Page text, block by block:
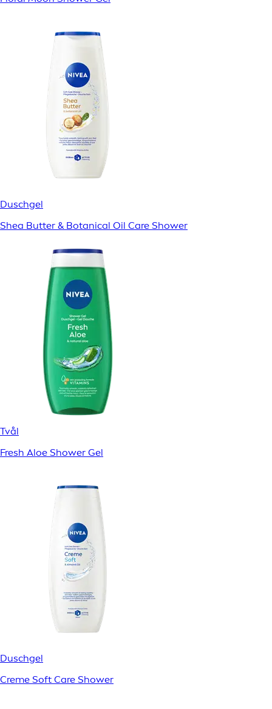
Duschgel
Shea Butter & Botanical Oil Care Shower
Tvål
Fresh Aloe Shower Gel
Duschgel
Creme Soft Care Shower